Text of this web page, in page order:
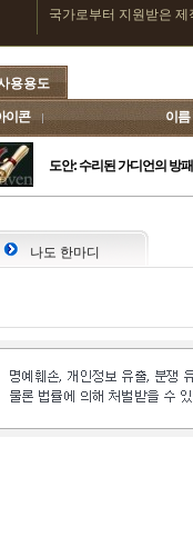
국가로부터 지원받은 제
용용도
이콘 이름
도안: 수리된 가디언의 방패
나도 한마디